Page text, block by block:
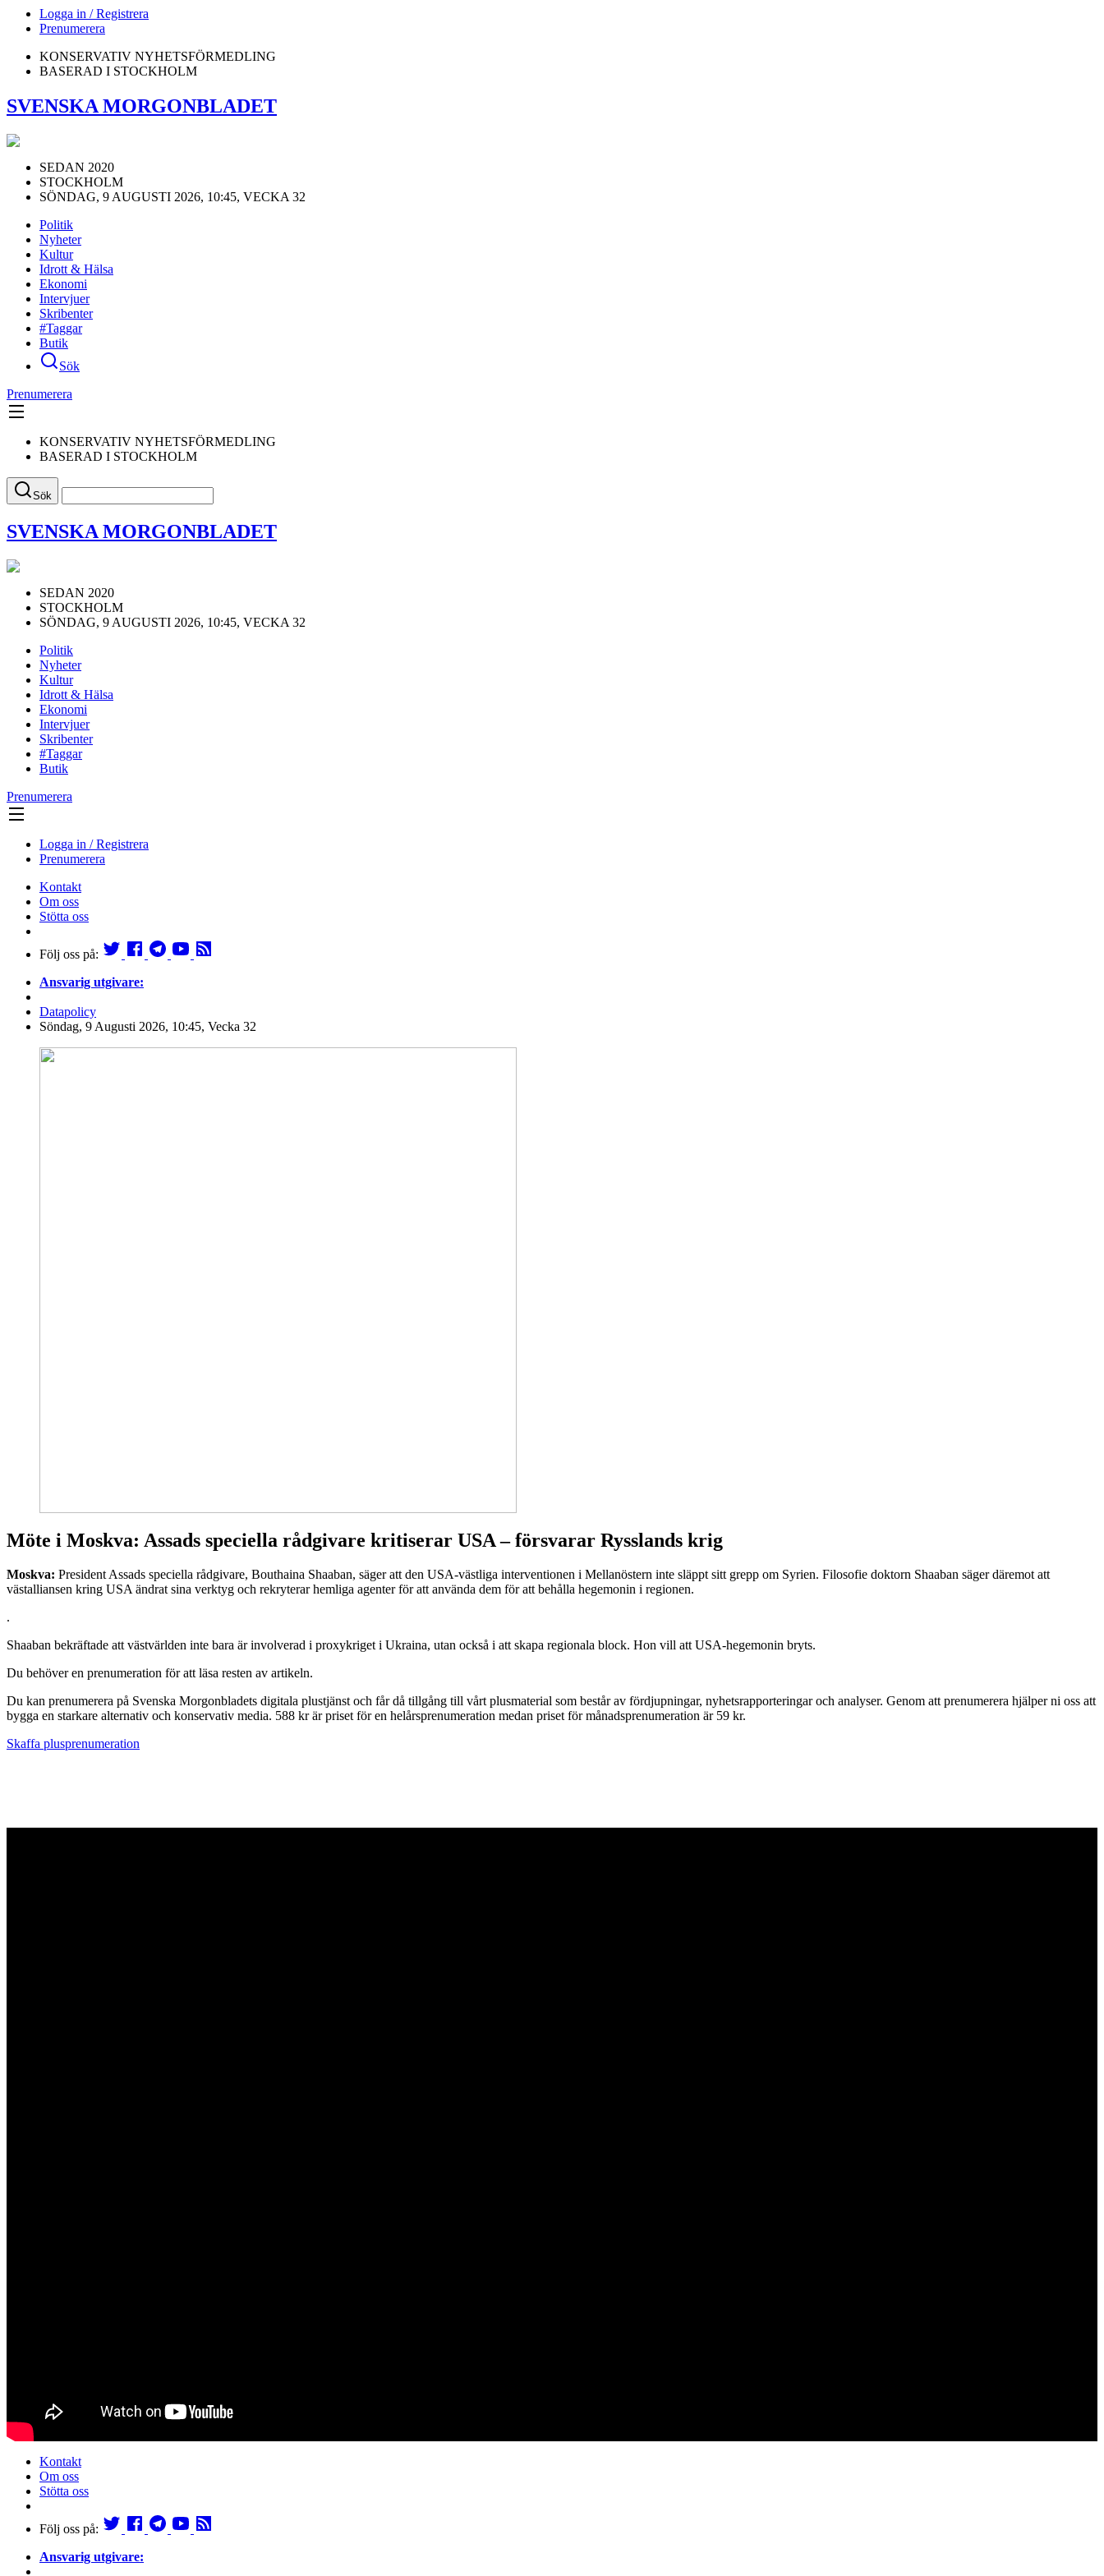
Logga in / Registrera
Prenumerera
KONSERVATIV NYHETSFÖRMEDLING
BASERAD I STOCKHOLM
SVENSKA MORGONBLADET
SEDAN 2020
STOCKHOLM
SÖNDAG, 9 AUGUSTI 2026, 10:45, VECKA 32
Politik
Nyheter
Kultur
Idrott & Hälsa
Ekonomi
Intervjuer
Skribenter
#Taggar
Butik
Sök
Prenumerera
KONSERVATIV NYHETSFÖRMEDLING
BASERAD I STOCKHOLM
Sök
SVENSKA MORGONBLADET
SEDAN 2020
STOCKHOLM
SÖNDAG, 9 AUGUSTI 2026, 10:45, VECKA 32
Politik
Nyheter
Kultur
Idrott & Hälsa
Ekonomi
Intervjuer
Skribenter
#Taggar
Butik
Prenumerera
Logga in / Registrera
Prenumerera
Kontakt
Om oss
Stötta oss
Följ oss på:
Ansvarig utgivare:
Datapolicy
Söndag, 9 Augusti 2026, 10:45, Vecka 32
Möte i Moskva: Assads speciella rådgivare kritiserar USA – försvarar Rysslands krig
Moskva: President Assads speciella rådgivare, Bouthaina Shaaban, säger att den USA-västliga interventionen i Mellanöstern inte släppt sitt grepp om Syrien. Filosofie doktorn Shaaban säger däremot att
västalliansen kring USA ändrat sina verktyg och rekryterar hemliga agenter för att använda dem för att behålla hegemonin i regionen.
.
Shaaban bekräftade att västvärlden inte bara är involverad i proxykriget i Ukraina, utan också i att skapa regionala block. Hon vill att USA-hegemonin bryts.
Du behöver en prenumeration för att läsa resten av artikeln.
Du kan prenumerera på Svenska Morgonbladets digitala plustjänst och får då tillgång till vårt plusmaterial som består av fördjupningar, nyhetsrapporteringar och analyser. Genom att prenumerera hjälper ni oss att
bygga en starkare alternativ och konservativ media. 588 kr är priset för en helårsprenumeration medan priset för månadsprenumeration är 59 kr.
Skaffa plusprenumeration
Kontakt
Om oss
Stötta oss
Följ oss på:
Ansvarig utgivare: